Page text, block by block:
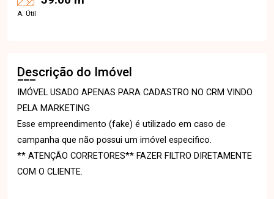
A. Útil
Descrição do Imóvel
IMÓVEL USADO APENAS PARA CADASTRO NO CRM VINDO
PELA MARKETING
Esse empreendimento (fake) é utilizado em caso de
campanha que não possui um imóvel especifico.
** ATENÇÃO CORRETORES** FAZER FILTRO DIRETAMENTE
COM O CLIENTE.